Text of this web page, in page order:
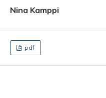
Nina Kamppi
pdf